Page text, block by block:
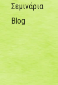
Σεμινάρια
Blog